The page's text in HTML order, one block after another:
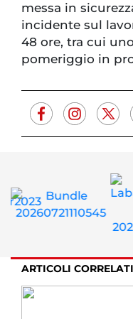
messa in
incidente sul
48 ore, tra cui
pomeriggio in
ARTICOLI CORRELATI